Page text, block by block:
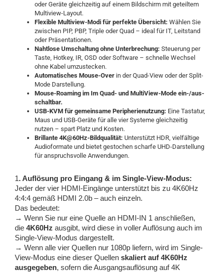
oder Geräte gleichzeitig auf einem Bildschirm mit geteiltem
Multiview-Layout.
Flexible Multiview-Modi für perfekte Übersicht: Wählen Sie
zwischen PIP, PBP, Triple oder Quad – ideal für IT, Leitstand
oder Präsentationen.
Nahtlose Umschaltung ohne Unterbrechung: Steuerung per
Taste, Hotkey, IR, OSD oder Software – schnelle Wechsel
ohne Kabel umzustecken.
Automatisches Mouse-Over in der Quad-View oder der Split-
Mode Darstellung.
Mouse-Roaming im Im Quad- und MultiView-Mode ein-/aus-
schaltbar.
USB-KVM für gemeinsame Peripherienutzung: Eine Tastatur,
Maus und USB-Geräte für alle vier Systeme gleichzeitig
nutzen – spart Platz und Kosten.
Brillante 4K@60Hz-Bildqualität: Unterstützt HDR, vielfältige
Audioformate und bietet gestochen scharfe UHD-Darstellung
für anspruchsvolle Anwendungen.
1. Auflösung pro Eingang & im Single-View-Modus:
Jeder der vier HDMI-Eingänge unterstützt bis zu 4K60Hz
4:4:4 gemäß HDMI 2.0b – auch einzeln.
Das bedeutet:
→ Wenn Sie nur eine Quelle an HDMI-IN 1 anschließen,
die 4K60Hz ausgibt, wird diese in voller Auflösung auch im
Single-View-Modus dargestellt.
→ Wenn alle vier Quellen nur 1080p liefern, wird im Single-
View-Modus eine dieser Quellen skaliert auf 4K60Hz
ausgegeben, sofern die Ausgangsauflösung auf 4K